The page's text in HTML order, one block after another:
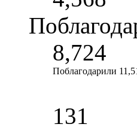
8,724
Поблагодарили
131